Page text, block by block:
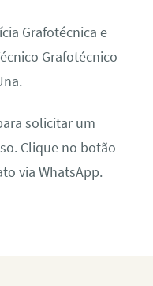
Grafotécnica e
Grafotécnico
solicitar um
Clique no botão
via WhatsApp.